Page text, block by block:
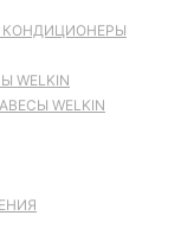
КОНДИЦИОНЕРЫ
WELKIN